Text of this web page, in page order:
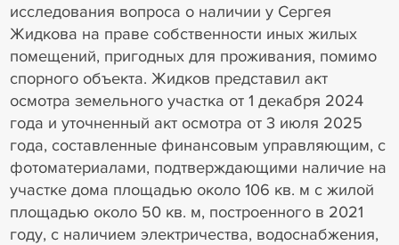
исследования вопроса о наличии у Сергея
Жидкова на праве собственности иных жилых
помещений, пригодных для проживания, помимо
спорного объекта. Жидков представил акт
осмотра земельного участка от 1 декабря 2024
года и уточненный акт осмотра от 3 июля 2025
года, составленные финансовым управляющим, с
фотоматериалами, подтверждающими наличие на
участке дома площадью около 106 кв. м с жилой
площадью около 50 кв. м, построенного в 2021
году, с наличием электричества, водоснабжения,